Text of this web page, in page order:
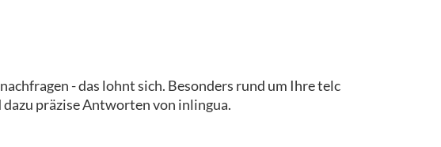
- das lohnt sich. Besonders rund um Ihre telc
präzise Antworten von inlingua.